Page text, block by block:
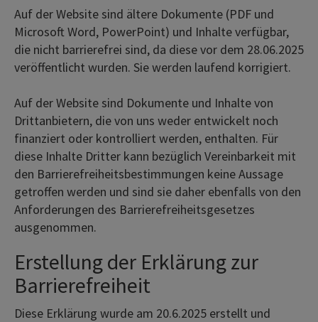
Auf der Website sind ältere Dokumente (PDF und
Microsoft Word, PowerPoint) und Inhalte verfügbar,
die nicht barrierefrei sind, da diese vor dem 28.06.2025
veröffentlicht wurden. Sie werden laufend korrigiert.
Auf der Website sind Dokumente und Inhalte von
Drittanbietern, die von uns weder entwickelt noch
finanziert oder kontrolliert werden, enthalten. Für
diese Inhalte Dritter kann bezüglich Vereinbarkeit mit
den Barrierefreiheitsbestimmungen keine Aussage
getroffen werden und sind sie daher ebenfalls von den
Anforderungen des Barrierefreiheitsgesetzes
ausgenommen.
Erstellung der Erklärung zur
Barrierefreiheit
Diese Erklärung wurde am 20.6.2025 erstellt und